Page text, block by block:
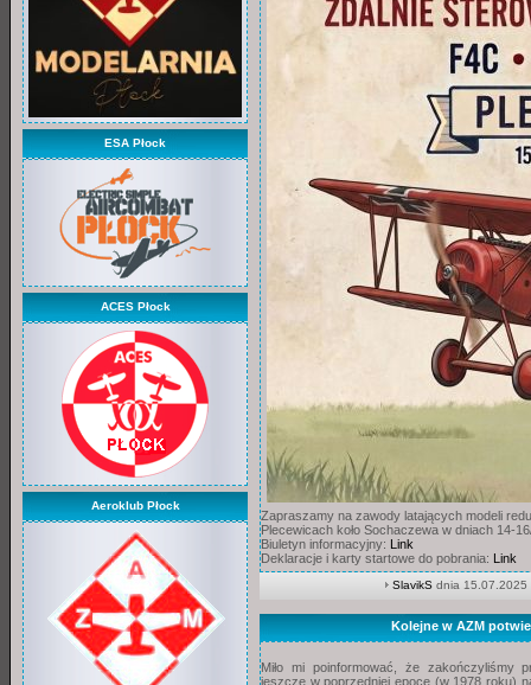
ESA Płock
ACES Płock
Aeroklub Płock
Zapraszamy na zawody latających modeli
Plecewicach koło Sochaczewa w dniach 14-
Biuletyn informacyjny: Link
Deklaracje i karty startowe do pobrania: Link
SlavikS dnia 15.07.2025
Kolejne w AZM
Miło mi poinformować, że zakończyliśmy
jeszcze w poprzedniej epoce (w 1978 roku)